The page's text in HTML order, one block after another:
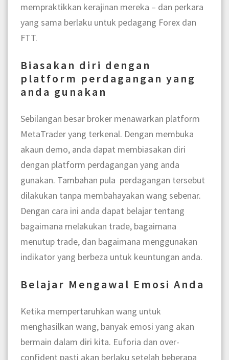
mempraktikkan kerajinan mereka – dan perkara
yang sama berlaku untuk pedagang Forex dan
FTT.
Biasakan diri dengan
platform perdagangan yang
anda gunakan
Sebilangan besar broker menawarkan platform
MetaTrader yang terkenal. Dengan membuka
akaun demo, anda dapat membiasakan diri
dengan platform perdagangan yang anda
gunakan. Tambahan pula perdagangan tersebut
dilakukan tanpa membahayakan wang sebenar.
Dengan cara ini anda dapat belajar tentang
bagaimana melakukan trade, bagaimana
menutup trade, dan bagaimana menggunakan
indikator yang berbeza untuk keuntungan anda.
Belajar Mengawal Emosi Anda
Ketika mempertaruhkan wang untuk
menghasilkan wang, banyak emosi yang akan
bermain dalam diri kita. Euforia dan over-
confident pasti akan berlaku setelah beberapa